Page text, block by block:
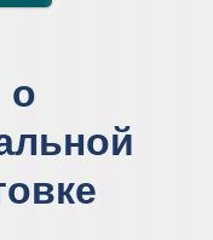
о